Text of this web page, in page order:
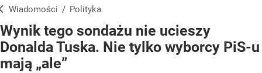
Wiadomości / Polityka
Wynik tego sondażu nie ucieszy
Donalda Tuska. Nie tylko wyborcy PiS-u
mają „ale”